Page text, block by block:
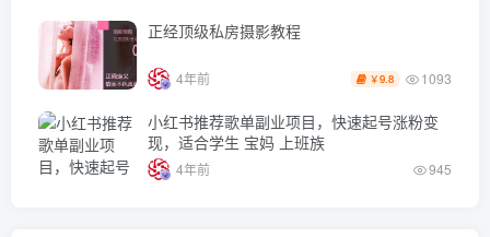
正经顶级私房摄影教程
4年前 ￥9.8 1093
小红书推荐歌单副业项目，快速起号涨粉变
现，适合学生 宝妈 上班族
4年前 945